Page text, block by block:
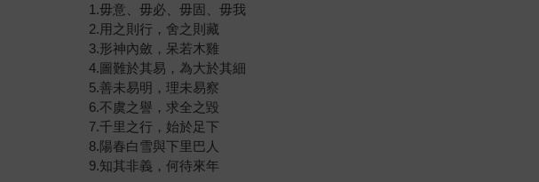
1.毋意、毋必、毋固、毋我
2.用之則行，舍之則藏
3.形神內斂，呆若木雞
4.圖難於其易，為大於其細
5.善未易明，理未易察
6.不虞之譽，求全之毀
7.千里之行，始於足下
8.陽春白雪與下里巴人
9.知其非義，何待來年